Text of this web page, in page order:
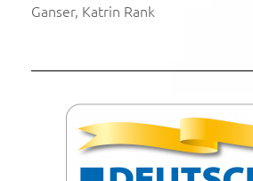
Ganser, Katrin Rank